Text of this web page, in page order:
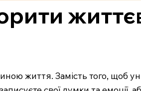
життя. Замість того, щоб